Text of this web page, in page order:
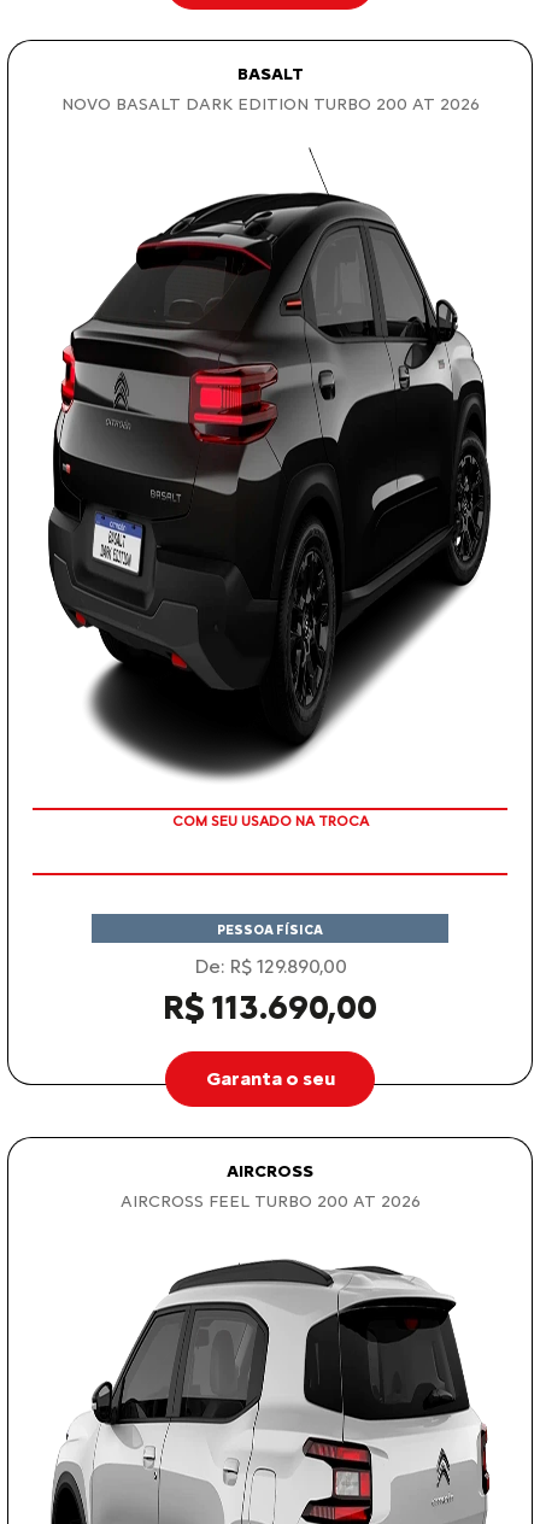
BASALT
NOVO BASALT DARK EDITION TURBO 200 AT 2026
TAXA ZERO
PESSOA FÍSICA
De: R$ 129.890,00
R$ 113.690,00
Garanta o seu
AIRCROSS
AIRCROSS FEEL TURBO 200 AT 2026